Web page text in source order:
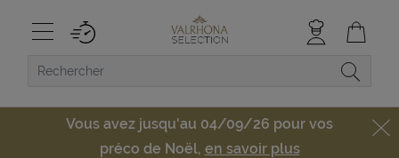
Vous avez jusqu'au 04/09/26 pour vos
préco de Noël, en savoir plus